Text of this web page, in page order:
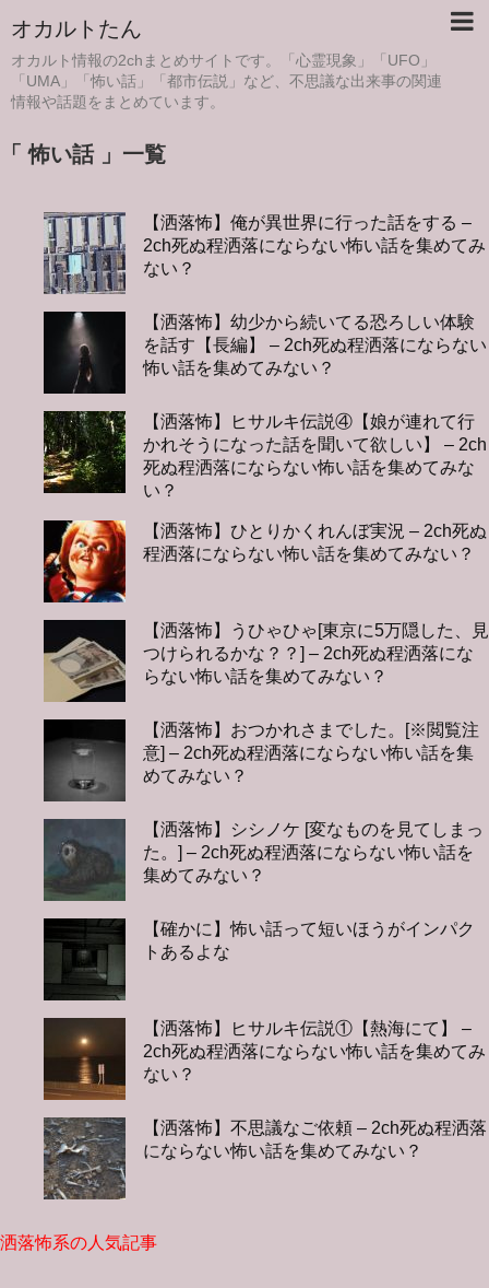
オカルトたん
オカルト情報の2chまとめサイトです。「心霊現象」「UFO」
「UMA」「怖い話」「都市伝説」など、不思議な出来事の関連
情報や話題をまとめています。
「 怖い話 」一覧
【洒落怖】俺が異世界に行った話をする –
2ch死ぬ程洒落にならない怖い話を集めてみ
ない？
【洒落怖】幼少から続いてる恐ろしい体験
を話す【長編】 – 2ch死ぬ程洒落にならない
怖い話を集めてみない？
【洒落怖】ヒサルキ伝説④【娘が連れて行
かれそうになった話を聞いて欲しい】 – 2ch
死ぬ程洒落にならない怖い話を集めてみな
い？
【洒落怖】ひとりかくれんぼ実況 – 2ch死ぬ
程洒落にならない怖い話を集めてみない？
【洒落怖】うひゃひゃ[東京に5万隠した、見
つけられるかな？？] – 2ch死ぬ程洒落にな
らない怖い話を集めてみない？
【洒落怖】おつかれさまでした。[※閲覧注
意] – 2ch死ぬ程洒落にならない怖い話を集
めてみない？
【洒落怖】シシノケ [変なものを見てしまっ
た。] – 2ch死ぬ程洒落にならない怖い話を
集めてみない？
【確かに】怖い話って短いほうがインパク
トあるよな
【洒落怖】ヒサルキ伝説①【熱海にて】 –
2ch死ぬ程洒落にならない怖い話を集めてみ
ない？
【洒落怖】不思議なご依頼 – 2ch死ぬ程洒落
にならない怖い話を集めてみない？
洒落怖系の人気記事